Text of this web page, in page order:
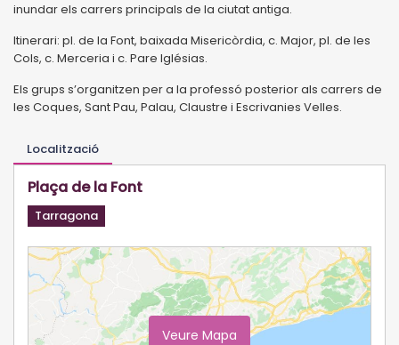
inundar els carrers principals de la ciutat antiga.
Itinerari: pl. de la Font, baixada Misericòrdia, c. Major, pl. de les
Cols, c. Merceria i c. Pare Iglésias.
Els grups s’organitzen per a la professó posterior als carrers de
les Coques, Sant Pau, Palau, Claustre i Escrivanies Velles.
Localització
Plaça de la Font
Tarragona
Veure Mapa